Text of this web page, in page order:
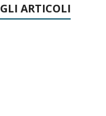
ARTICOLI